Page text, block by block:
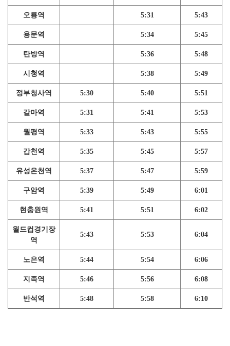
오룡역 5:31 5:43
용문역 5:34 5:45
탄방역 5:36 5:48
시청역 5:38 5:49
정부청사역 5:30 5:40 5:51
갈마역 5:31 5:41 5:53
월평역 5:33 5:43 5:55
갑천역 5:35 5:45 5:57
유성온천역 5:37 5:47 5:59
구암역 5:39 5:49 6:01
현충원역 5:41 5:51 6:02
월드컵경기장
역
5:43 5:53 6:04
노은역 5:44 5:54 6:06
지족역 5:46 5:56 6:08
반석역 5:48 5:58 6:10